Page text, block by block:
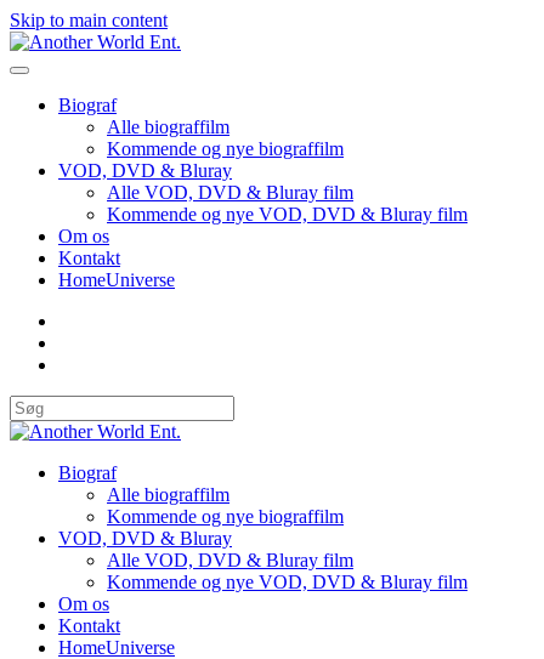
Skip to main content
Biograf
Alle biograffilm
Kommende og nye biograffilm
VOD, DVD & Bluray
Alle VOD, DVD & Bluray film
Kommende og nye VOD, DVD & Bluray film
Om os
Kontakt
HomeUniverse
Biograf
Alle biograffilm
Kommende og nye biograffilm
VOD, DVD & Bluray
Alle VOD, DVD & Bluray film
Kommende og nye VOD, DVD & Bluray film
Om os
Kontakt
HomeUniverse